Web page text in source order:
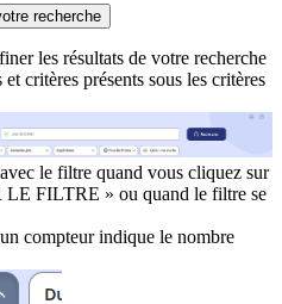
recherche
les résultats de votre recherche
critères présents sous les critères
le filtre quand vous cliquez sur
FILTRE » ou quand le filtre se
compteur indique le nombre